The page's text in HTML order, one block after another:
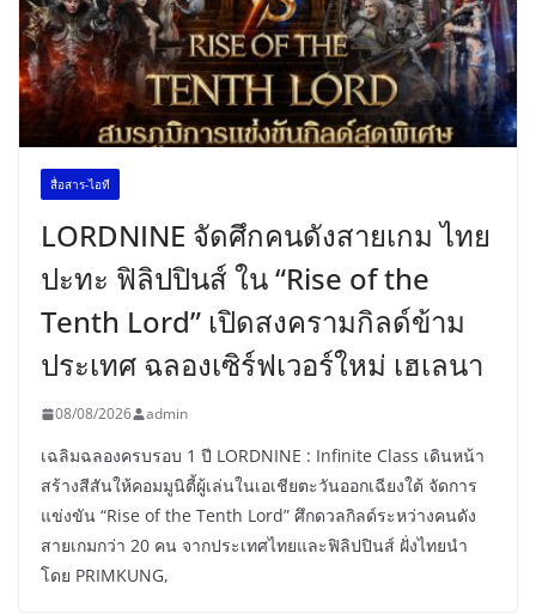
สื่อสาร-ไอที
LORDNINE จัดศึกคนดังสายเกม ไทย
ปะทะ ฟิลิปปินส์ ใน “Rise of the
Tenth Lord” เปิดสงครามกิลด์ข้าม
ประเทศ ฉลองเซิร์ฟเวอร์ใหม่ เฮเลนา
08/08/2026 admin
เฉลิมฉลองครบรอบ 1 ปี LORDNINE : Infinite Class เดินหน้า
สร้างสีสันให้คอมมูนิตี้ผู้เล่นในเอเชียตะวันออกเฉียงใต้ จัดการ
แข่งขัน “Rise of the Tenth Lord” ศึกดวลกิลด์ระหว่างคนดัง
สายเกมกว่า 20 คน จากประเทศไทยและฟิลิปปินส์ ฝั่งไทยนำ
โดย PRIMKUNG,